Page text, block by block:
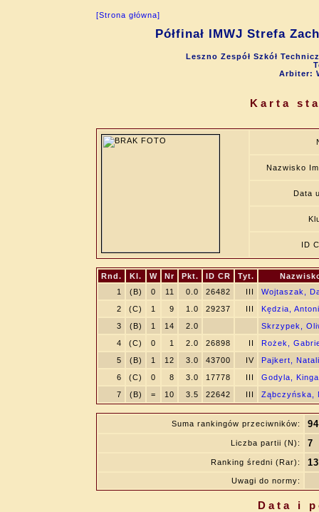
[Strona główna]
Półfinał IMWJ Strefa
Leszno Zespół Szkół
Arbiter:
Karta
Nazwisko
Data
ID
Rnd. Kl. W Nr Pkt. ID CR Tyt.
1
(B) 0 11 0.0 26482 III
Wojtaszak,
2
(C) 1 9 1.0 29237 III
Kędzia,
3
(B) 1 14 2.0
Skrzypek,
4
(C) 0 1 2.0 26898 II
Rożek,
5
(B) 1 12 3.0 43700 IV
Pajkert,
6
(C) 0 8 3.0 17778 III
Godyla, Kinga
7
(B) = 10 3.5 22642 III Ząbczyńska,
Suma rankingów przeciwników:
Liczba partii (N): 7
Ranking średni (Rar):
Uwagi do normy:
Data i